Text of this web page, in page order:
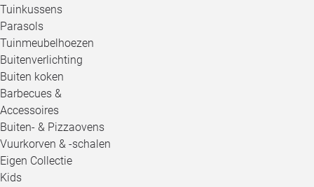
Tuinkussens
Parasols
Tuinmeubelhoezen
Buitenverlichting
Buiten koken
Barbecues &
Accessoires
Buiten- & Pizzaovens
Vuurkorven & -schalen
Eigen Collectie
Kids